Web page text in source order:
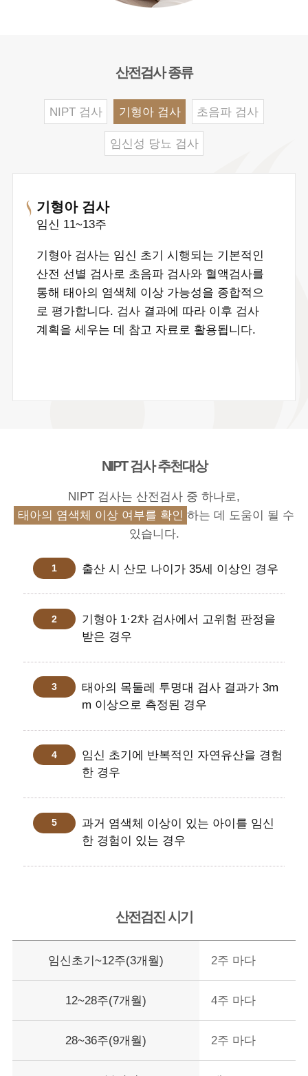
산전검사 종류
NIPT 검사 기형아 검사 초음파 검사
임신성 당뇨 검사
기형아 검사
임신 11~13주
기형아 검사는 임신 초기 시행되는 기본적인
산전 선별 검사로 초음파 검사와 혈액검사를
통해 태아의 염색체 이상 가능성을 종합적으
로 평가합니다. 검사 결과에 따라 이후 검사
계획을 세우는 데 참고 자료로 활용됩니다.
NIPT 검사 추천대상
NIPT 검사는 산전검사 중 하나로,
태아의 염색체 이상 여부를 확인 하는 데 도움이 될 수
있습니다.
출산 시 산모 나이가 35세 이상인 경우
기형아 1·2차 검사에서 고위험 판정을
받은 경우
태아의 목둘레 투명대 검사 결과가 3m
m 이상으로 측정된 경우
임신 초기에 반복적인 자연유산을 경험
한 경우
과거 염색체 이상이 있는 아이를 임신
한 경험이 있는 경우
산전검진 시기
임신초기~12주(3개월) 2주 마다
12~28주(7개월) 4주 마다
28~36주(9개월) 2주 마다